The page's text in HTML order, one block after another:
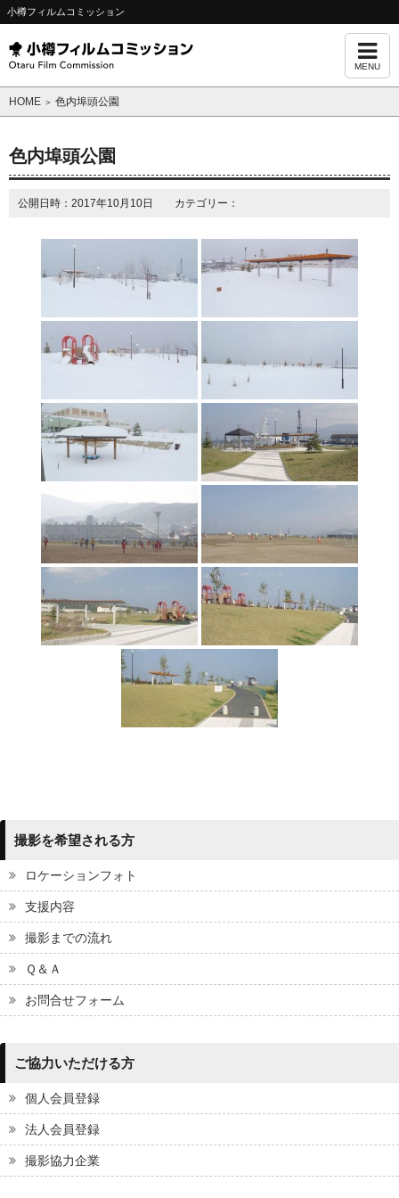
小樽フィルムコミッション
MENU
HOME ＞ 色内埠頭公園
色内埠頭公園
公開日時：2017年10月10日 カテゴリー：
撮影を希望される方
ロケーションフォト
支援内容
撮影までの流れ
Ｑ＆Ａ
お問合せフォーム
ご協力いただける方
個人会員登録
法人会員登録
撮影協力企業